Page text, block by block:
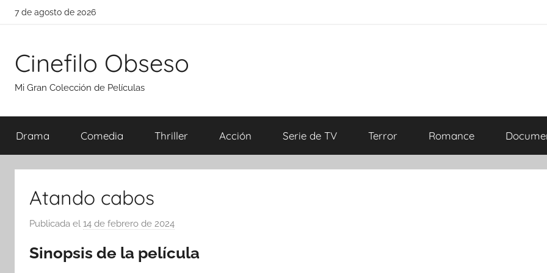
Saltar
7 de agosto de 2026
Cinefilo Obseso
Mi Gran Colección de Películas
Drama Comedia Thriller Acción Serie de TV Terror Romance
Atando cabos
Publicada el 14 de febrero de 2024
r
Sinopsis de la película